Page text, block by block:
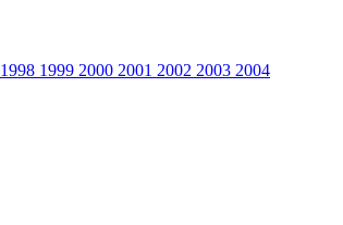
1998 1999 2000 2001 2002 2003 2004